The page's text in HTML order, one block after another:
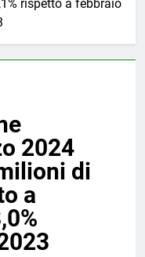
rispetto a febbraio
2024
di
a